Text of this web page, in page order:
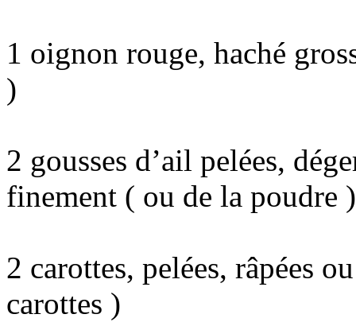
1 oignon rouge, haché
)
2 gousses d’ail pelées,
finement ( ou de la poudre )
2 carottes, pelées, râpées
carottes )